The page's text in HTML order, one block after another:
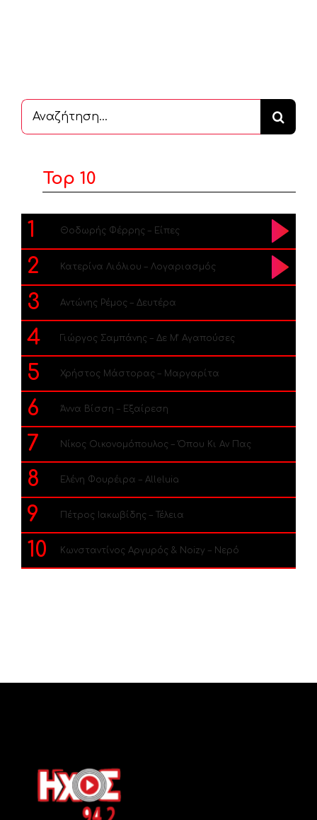
Αναζήτηση
...
Top 10
1 Θοδωρής Φέρρης – Είπες
2 Κατερίνα Λιόλιου – Λογαριασμός
3 Αντώνης Ρέμος – Δευτέρα
4 Γιώργος Σαμπάνης – Δε Μ’ Αγαπούσες
5 Χρήστος Μάστορας – Μαργαρίτα
6 Άννα Βίσση – Εξαίρεση
7 Νίκος Οικονομόπουλος – Όπου Κι Αν Πας
8 Ελένη Φουρέιρα – Alleluia
9 Πέτρος Ιακωβίδης – Τέλεια
10 Κωνσταντίνος Αργυρός & Noizy – Νερό